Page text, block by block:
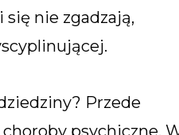
nie zgadzają,
Przede
psychiczne.